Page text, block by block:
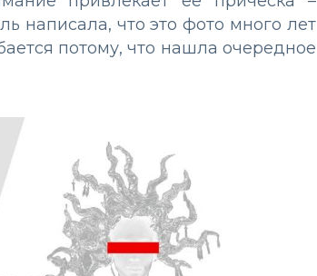
написала, что это фото много лет
потому, что нашла очередное